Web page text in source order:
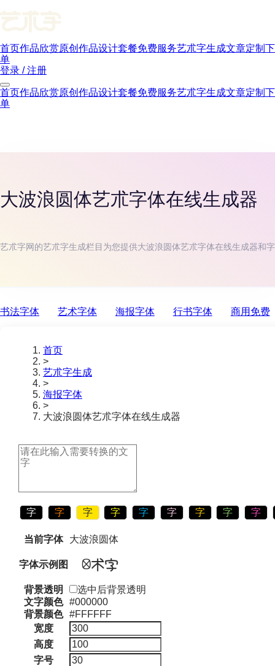
首页作品欣赏原创作品设计套餐免费服务艺朮字生成文章定制下
单
登录 / 注册
首页作品欣赏原创作品设计套餐免费服务艺朮字生成文章定制下
单
大波浪圆体艺朮字体在线生成器
艺朮字网的艺朮字生成栏目为您提供大波浪圆体艺朮字体在线生成器和
书法字体 艺术字体 海报字体 行书字体 商用免费
首页
>
艺朮字生成
>
海报字体
>
大波浪圆体艺朮字体在线生成器
字 字 字 字 字 字 字 字 字
当前字体 大波浪圆体
字体示例图
背景透明
选中后背景透明
文字颜色 #000000
背景颜色 #FFFFFF
宽度
高度
字号